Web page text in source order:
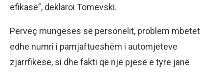
efikasë”, deklaroi Tomevski.
Përveç mungesës së personelit, problem mbetet
edhe numri i pamjaftueshëm i automjeteve
zjarrfikëse, si dhe fakti që një pjesë e tyre janë